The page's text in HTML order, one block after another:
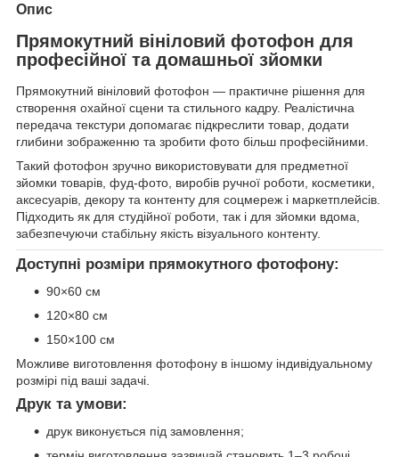
Опис
Прямокутний вініловий фотофон для
професійної та домашньої зйомки
Прямокутний вініловий фотофон — практичне рішення для
створення охайної сцени та стильного кадру. Реалістична
передача текстури допомагає підкреслити товар, додати
глибини зображенню та зробити фото більш професійними.
Такий фотофон зручно використовувати для предметної
зйомки товарів, фуд-фото, виробів ручної роботи, косметики,
аксесуарів, декору та контенту для соцмереж і маркетплейсів.
Підходить як для студійної роботи, так і для зйомки вдома,
забезпечуючи стабільну якість візуального контенту.
Доступні розміри прямокутного фотофону:
90×60 см
120×80 см
150×100 см
Можливе виготовлення фотофону в іншому індивідуальному
розмірі під ваші задачі.
Друк та умови:
друк виконується під замовлення;